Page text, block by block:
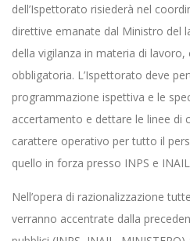
dell’Ispettorato risiederà nel
direttive emanate dal Ministro del
della vigilanza in materia di
obbligatoria. L’Ispettorato deve
programmazione ispettiva e le
accertamento e dettare le linee di
carattere operativo per tutto il
quello in forza presso INPS e
Nell’opera di razionalizzazione
verranno accentrate dalla